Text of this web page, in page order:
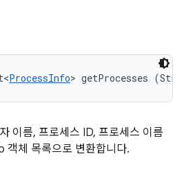
ProcessInfo> getProcesses
이름, 프로세스 ID, 프로세스 이름
체 목록으로 변환합니다.